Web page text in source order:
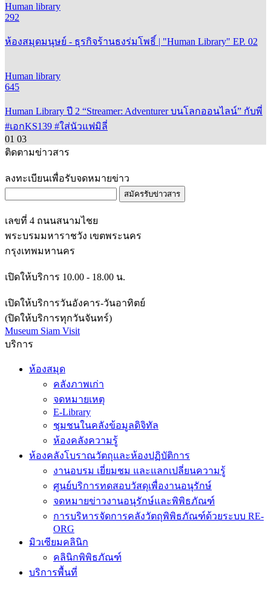
Human library
292
ห้องสมุดมนุษย์ - ธุรกิจร้านธงร่มโพธิ์ | "Human Library" EP. 02
Human library
645
Human Library ปี 2 “Streamer: Adventurer บนโลกออนไลน์” กับพี่
#เอกKS139 #ใส่นัวแฟมิลี่
01 03
ติดตามข่าวสาร
ลงทะเบียนเพื่อรับจดหมายข่าว
สมัครรับข่าวสาร
เลขที่ 4 ถนนสนามไชย
พระบรมมหาราชวัง เขตพระนคร
กรุงเทพมหานคร
เปิดให้บริการ 10.00 - 18.00 น.
เปิดให้บริการวันอังคาร-วันอาทิตย์
(ปิดให้บริการทุกวันจันทร์)
Museum Siam Visit
บริการ
ห้องสมุด
คลังภาพเก่า
จดหมายเหตุ
E-Library
ชุมชนในคลังข้อมูลดิจิทัล
ห้องคลังความรู้
ห้องคลังโบราณวัตถุและห้องปฏิบัติการ
งานอบรม เยี่ยมชม และแลกเปลี่ยนความรู้
ศูนย์บริการทดสอบวัสดุเพื่องานอนุรักษ์
จดหมายข่าวงานอนุรักษ์และพิพิธภัณฑ์
การบริหารจัดการคลังวัตถุพิพิธภัณฑ์ด้วยระบบ RE-
ORG
มิวเซียมคลินิก
คลินิกพิพิธภัณฑ์
บริการพื้นที่